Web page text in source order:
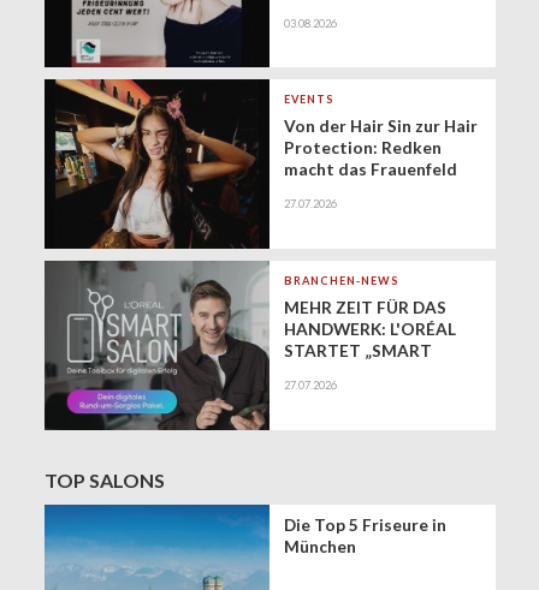
Zukunft der
(Minijobs)
03.08.2026
EVENTS
Von der Hair Sin zur Hair
Protection: Redken
macht das Frauenfeld
gesundes Haar
27.07.2026
BRANCHEN-NEWS
MEHR ZEIT FÜR DAS
HANDWERK: L'ORÉAL
STARTET „SMART
EXKLUSIVEN BUSINESS-
27.07.2026
TOP SALONS
Die Top 5 Friseure in
München